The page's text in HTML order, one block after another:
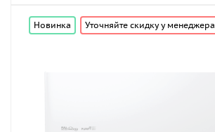
Новинка Уточняйте скидку у менеджера